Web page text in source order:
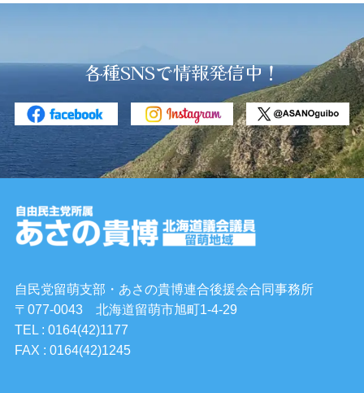
各種SNSで情報発信中！
自民党留萌支部・あさの貴博連合後援会合同事務所
〒077-0043 北海道留萌市旭町1-4-29
TEL : 0164(42)1177
FAX : 0164(42)1245